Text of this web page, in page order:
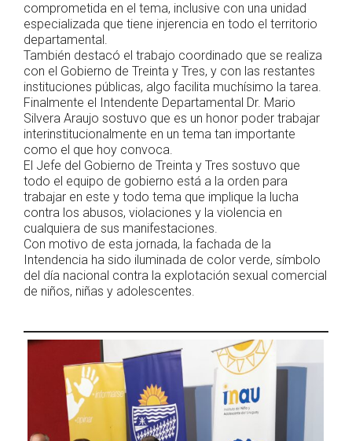
comprometida en el tema, inclusive con una unidad
especializada que tiene injerencia en todo el territorio
departamental.
También destacó el trabajo coordinado que se realiza
con el Gobierno de Treinta y Tres, y con las restantes
instituciones públicas, algo facilita muchísimo la tarea.
Finalmente el Intendente Departamental Dr. Mario
Silvera Araujo sostuvo que es un honor poder trabajar
interinstitucionalmente en un tema tan importante
como el que hoy convoca.
El Jefe del Gobierno de Treinta y Tres sostuvo que
todo el equipo de gobierno está a la orden para
trabajar en este y todo tema que implique la lucha
contra los abusos, violaciones y la violencia en
cualquiera de sus manifestaciones.
Con motivo de esta jornada, la fachada de la
Intendencia ha sido iluminada de color verde, símbolo
del día nacional contra la explotación sexual comercial
de niños, niñas y adolescentes.